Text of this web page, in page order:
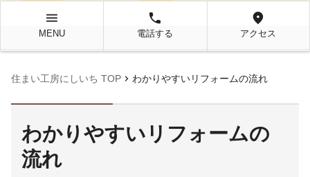
menu
MENU
local_phone
電話する
location_on
アクセス
住まい工房にしいち TOP chevron_right わかりやすいリフォームの流れ
わかりやすいリフォームの
流れ